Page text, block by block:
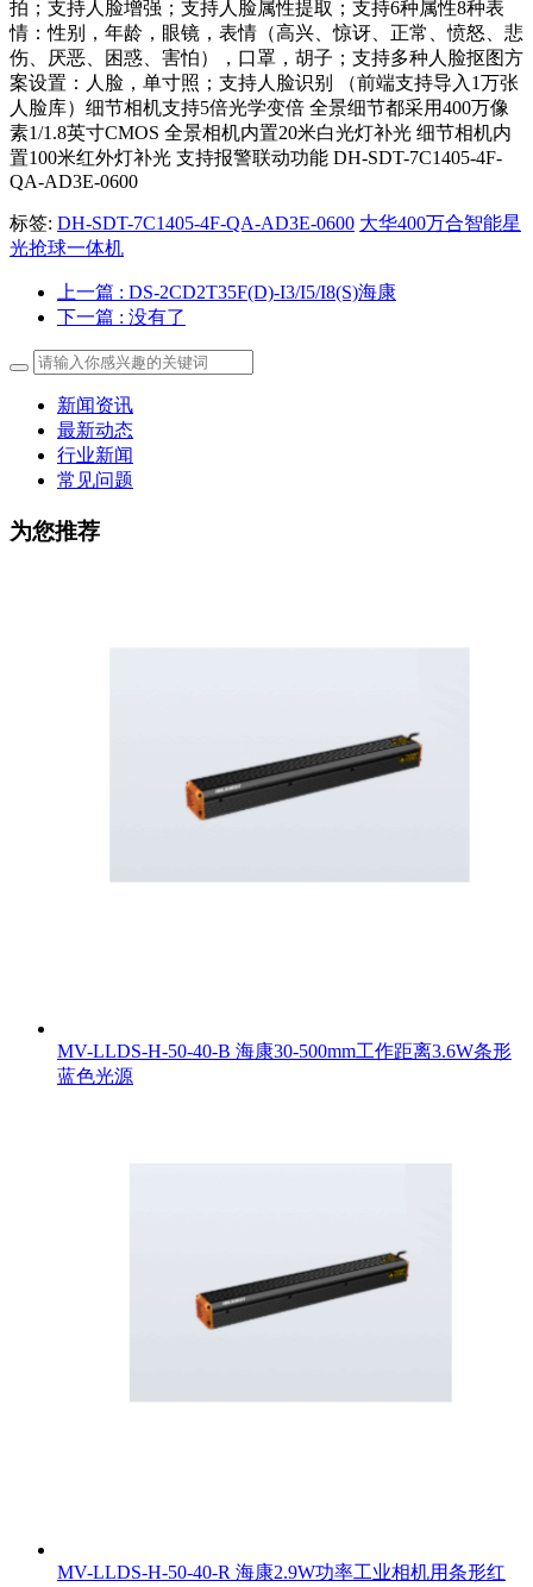
拍；支持人脸增强；支持人脸属性提取；支持6种属性8种表
情：性别，年龄，眼镜，表情（高兴、惊讶、正常、愤怒、悲
伤、厌恶、困惑、害怕），口罩，胡子；支持多种人脸抠图方
案设置：人脸，单寸照；支持人脸识别 （前端支持导入1万张
人脸库）细节相机支持5倍光学变倍 全景细节都采用400万像
素1/1.8英寸CMOS 全景相机内置20米白光灯补光 细节相机内
置100米红外灯补光 支持报警联动功能 DH-SDT-7C1405-4F-
QA-AD3E-0600
标签: DH-SDT-7C1405-4F-QA-AD3E-0600 大华400万合智能星
光抢球一体机
上一篇 : DS-2CD2T35F(D)-I3/I5/I8(S)海康
下一篇 : 没有了
新闻资讯
最新动态
行业新闻
常见问题
为您推荐
MV-LLDS-H-50-40-B 海康30-500mm工作距离3.6W条形
蓝色光源
MV-LLDS-H-50-40-R 海康2.9W功率工业相机用条形红